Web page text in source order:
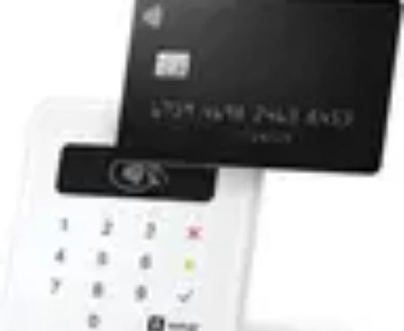
Évaluation des montres
Guides d'Achat
Cadeaux et Occasions
Horlogerie de Luxe